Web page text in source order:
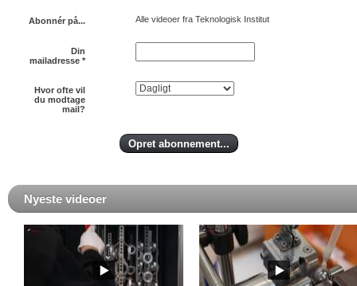
Abonnér på... Alle videoer fra Teknologisk Institut
Din
mailadresse *
Hvor ofte vil
du modtage
mail?
Nyeste videoer